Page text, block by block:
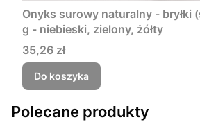
Onyks surowy naturalny - bryłki
g - niebieski, zielony, żółty
Cena
35,26 zł
Do koszyka
Polecane produkty